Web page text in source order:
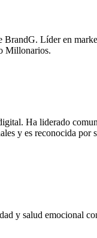
Líder en
Millonarios.
Ha liderado
y es reconocida por
y salud emocional